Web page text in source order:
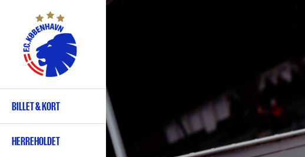
hovedindhold
Primær
navigation
BILLET & KORT
HERREHOLDET